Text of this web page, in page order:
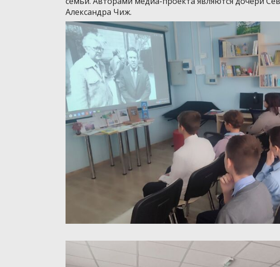
Александра Чиж.